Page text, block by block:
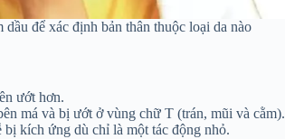
để xác định bản thân thuộc loại da nào
ướt hơn.
má và bị ướt ở vùng chữ T (trán, mũi và cằm).
kích ứng dù chỉ là một tác động nhỏ.